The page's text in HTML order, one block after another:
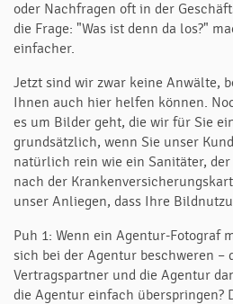
oder Nachfragen oft in der
die Frage: "Was ist denn da los?"
einfacher.
Jetzt sind wir zwar keine Anwälte,
Ihnen auch hier helfen können.
es um Bilder geht, die wir für Sie
grundsätzlich, wenn Sie unser
natürlich rein wie ein Sanitäter,
nach der
unser Anliegen, dass Ihre
Puh 1: Wenn ein Agentur-Fotograf
sich bei der Agentur beschweren –
Vertragspartner und die Agentur
die Agentur einfach überspringen?